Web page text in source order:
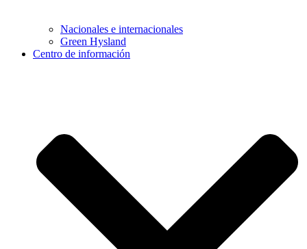
Nacionales e internacionales
Green Hysland
Centro de información